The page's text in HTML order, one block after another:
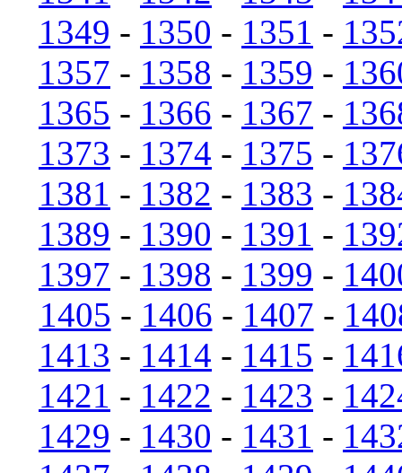
1349 - 1350 - 1351 -
1357 - 1358 - 1359 -
1365 - 1366 - 1367 -
1373 - 1374 - 1375 -
1381 - 1382 - 1383 -
1389 - 1390 - 1391 -
1397 - 1398 - 1399 -
1405 - 1406 - 1407 -
1413 - 1414 - 1415 -
1421 - 1422 - 1423 -
1429 - 1430 - 1431 -